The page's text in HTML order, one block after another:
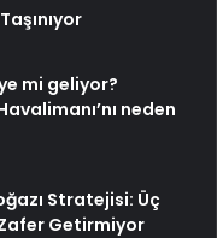
mi geliyor?
neden
Stratejisi: Üç
Getirmiyor